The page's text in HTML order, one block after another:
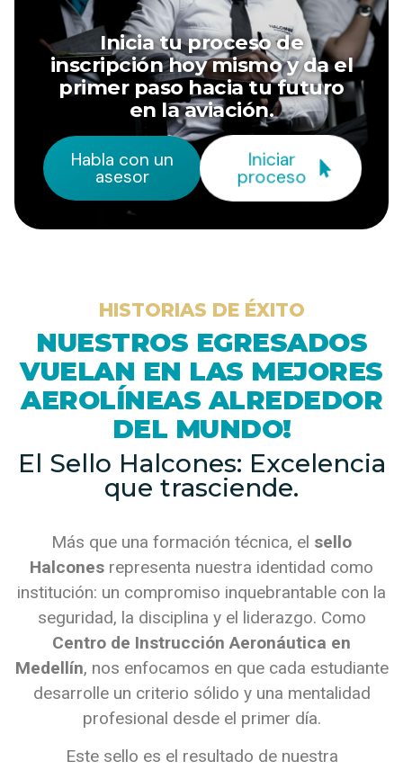
Inicia tu proceso de
inscripción hoy mismo y da el
primer paso hacia tu futuro
en la aviación.
Habla con un
asesor
Iniciar
proceso
HISTORIAS DE ÉXITO
NUESTROS EGRESADOS
VUELAN EN LAS MEJORES
AEROLÍNEAS ALREDEDOR
DEL MUNDO!
El Sello Halcones: Excelencia
que trasciende.
Más que una formación técnica, el sello
Halcones representa nuestra identidad como
institución: un compromiso inquebrantable con la
seguridad, la disciplina y el liderazgo. Como
Centro de Instrucción Aeronáutica en
Medellín, nos enfocamos en que cada estudiante
desarrolle un criterio sólido y una mentalidad
profesional desde el primer día.
Este sello es el resultado de nuestra